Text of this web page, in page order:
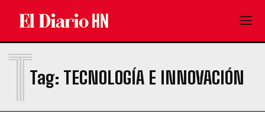
Tag: TECNOLOGÍA E INNOVACIÓN
T